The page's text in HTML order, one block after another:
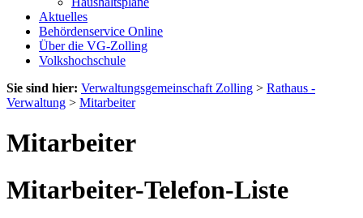
Aktuelles
Behördenservice Online
Über die VG-Zolling
Volkshochschule
Sie sind hier: Verwaltungsgemeinschaft Zolling > Rathaus -
Verwaltung > Mitarbeiter
Mitarbeiter
Mitarbeiter-Telefon-Liste